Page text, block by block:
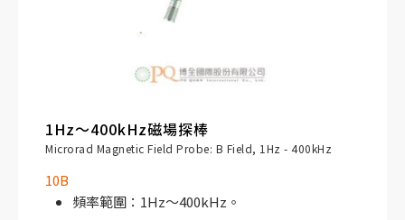
1Hz～400kHz磁場探棒
Microrad Magnetic Field Probe: B Field, 1Hz - 400kHz
10B
頻率範圍：1Hz～400kHz。